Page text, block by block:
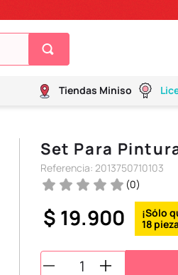
Tiendas Miniso
Set Para
Referencia: 2013750710103
(0)
$ 19.900 18